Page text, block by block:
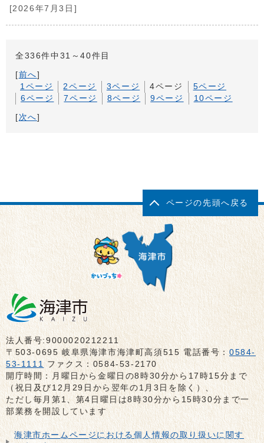
[2026年7月3日]
全336件中31～40件目
[前へ]
1ページ
2ページ 3ページ 4ページ
5ページ
6ページ
7ページ 8ページ 9ページ 10ページ
[ 次へ]
ページの先頭へ戻る
法人番号:9000020212211
〒503-0695 岐阜県海津市海津町高須515 電話番号：0584-
53-1111 ファクス：0584-53-2170
開庁時間：月曜日から金曜日の8時30分から17時15分まで
（祝日及び12月29日から翌年の1月3日を除く）、
ただし毎月第1、第4日曜日は8時30分から15時30分まで一
部業務を開設しています
海津市ホームページにおける個人情報の取り扱いに関す